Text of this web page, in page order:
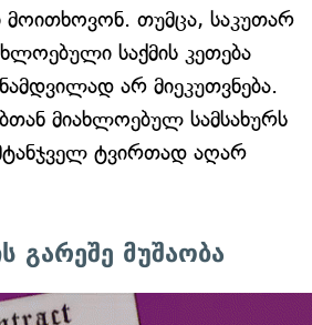
თუმცა, საკუთარ
საქმის კეთება
არ მიეკუთვნება.
მიახლოებულ სამსახურს
ტვირთად აღარ
გარეშე მუშაობა